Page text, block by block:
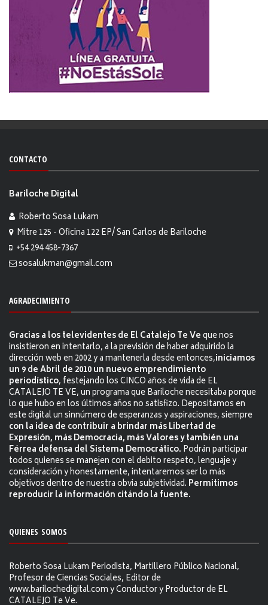
CONTACTO
Bariloche Digital
Roberto Sosa Lukam
Mitre 125 - Oficina 122 EP/ San Carlos de Bariloche
+54 294 458-7367
sosalukman@gmail.com
AGRADECIMIENTO
Gracias a los televidentes de El Catalejo Te Veque nos
insistieron en intentarlo, a la previsión de haber adquirido la
dirección web en 2002 y a mantenerla desde entonces,iniciamos
un 9 de Abril de 2010 un nuevo emprendimiento
periodístico, festejando los CINCO años de vida de EL
CATALEJO TE VE, un programa que Bariloche necesitaba porque
lo que hubo en los últimos años no satisfizo. Depositamos en
este digital un sinnúmero de esperanzas y aspiraciones, siempre
con la idea de contribuir a brindar más Libertad de
Expresión, más Democracia, más Valores y también una
Férrea defensa del Sistema Democrático. Podrán participar
todos quienes se manejen con el debito respeto, lenguaje y
consideración y honestamente, intentaremos ser lo más
objetivos dentro de nuestra obvia subjetividad. Permitimos
reproducir la información citándo la fuente.
QUIENES SOMOS
Roberto Sosa Lukam Periodista, Martillero Público Nacional,
Profesor de Ciencias Sociales, Editor de
www.barilochedigital.com y Conductor y Productor de EL
CATALEJO Te Ve.